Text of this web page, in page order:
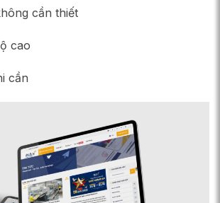
cần thiết
cao
cần